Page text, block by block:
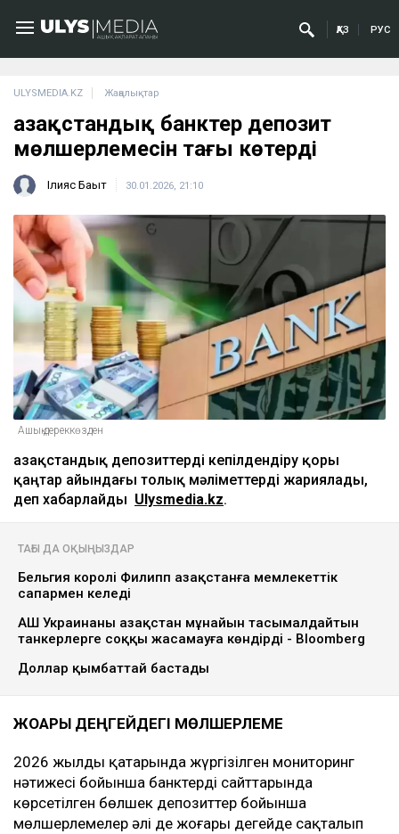
ҚАЗ РУС
ULYSMEDIA.KZ Жаңалықтар
Қазақстандық банктер депозит
мөлшерлемесін тағы көтерді
Ілияс Бақыт 30.01.2026, 21:10
Ашық дереккөзден
Қазақстандық депозиттерді кепілдендіру қоры
қаңтар айындағы толық мәліметтерді жариялады,
деп хабарлайды Ulysmedia.kz.
ТАҒЫ ДА ОҚЫҢЫЗДАР
Бельгия королі Филипп Қазақстанға мемлекеттік
сапармен келеді
АҚШ Украинаны Қазақстан мұнайын тасымалдайтын
танкерлерге соққы жасамауға көндірді - Bloomberg
Доллар қымбаттай бастады
ЖОҒАРЫ ДЕҢГЕЙДЕГІ МӨЛШЕРЛЕМЕ
2026 жылдың қаңтарында жүргізілген мониторинг
нәтижесі бойынша банктердің сайттарында
көрсетілген бөлшек депозиттер бойынша
мөлшерлемелер әлі де жоғары деңгейде сақталып